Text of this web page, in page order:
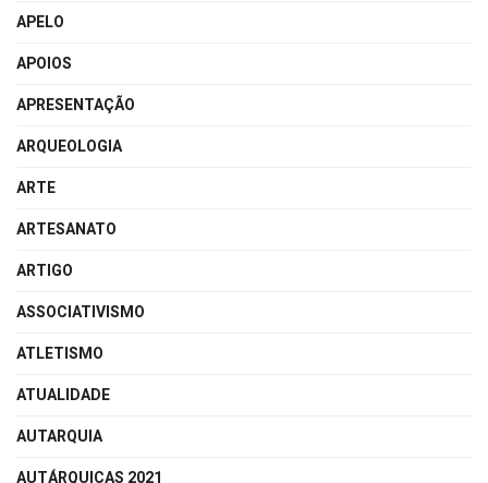
APELO
APOIOS
APRESENTAÇÃO
ARQUEOLOGIA
ARTE
ARTESANATO
ARTIGO
ASSOCIATIVISMO
ATLETISMO
ATUALIDADE
AUTARQUIA
AUTÁRQUICAS 2021